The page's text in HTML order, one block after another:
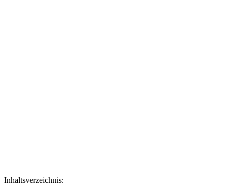
Inhaltsverzeichnis: